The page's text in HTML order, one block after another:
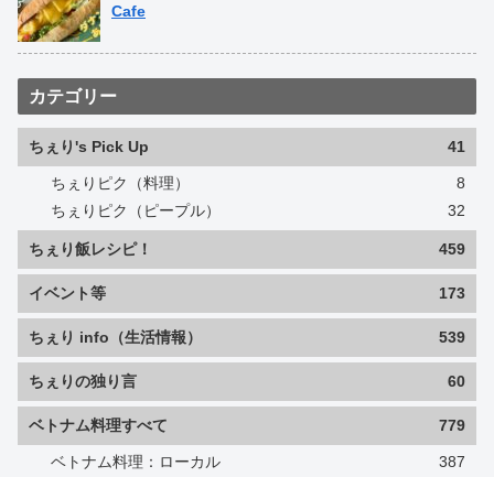
Cafe
カテゴリー
ちぇり's Pick Up 41
ちぇりピク（料理）
8
ちぇりピク（ピープル）
32
ちぇり飯レシピ！ 459
イベント等 173
ちぇり info（生活情報） 539
ちぇりの独り言 60
ベトナム料理すべて 779
ベトナム料理：ローカル
387